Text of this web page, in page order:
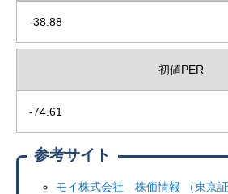
-38.88
初値PER
-74.61
参考サイト
モイ株式会社 株価情報 （東京証